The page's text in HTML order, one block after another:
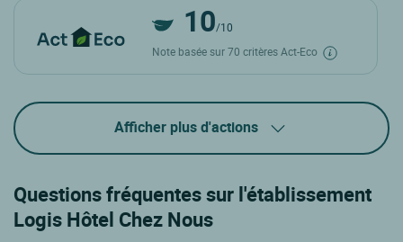
10/10
Note basée sur 70 critères Act-Eco
Afficher plus d'actions
Questions fréquentes sur l'établissement
Logis Hôtel Chez Nous